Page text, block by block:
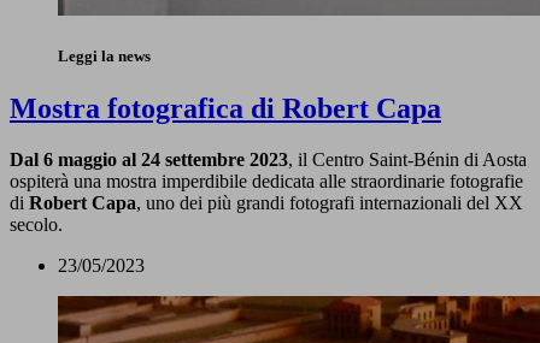
Leggi la news
Mostra fotografica di Robert Capa
Dal 6 maggio al 24 settembre 2023, il Centro Saint-Bénin di Aosta
ospiterà una mostra imperdibile dedicata alle straordinarie fotografie
di Robert Capa, uno dei più grandi fotografi internazionali del XX
secolo.
23/05/2023